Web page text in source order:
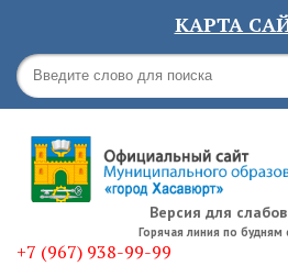
КАРТА
Версия для
Горячая линия по будням
+7 (967) 938-99-99